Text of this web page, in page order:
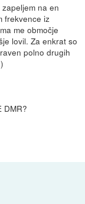
na en
frekvence iz
me območje
lovil. Za enkrat so
polno drugih
DMR?